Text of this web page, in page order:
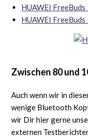
HUAWEI FreeBuds
HUAWEI FreeBuds
Zwischen 80 und
Auch wenn wir in
wenige Bluetooth
wir Dir hier gerne
externen